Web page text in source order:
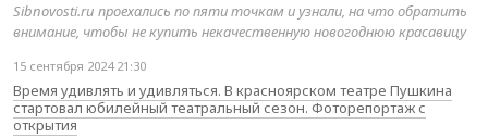
Sibnovosti.ru проехались по пяти точкам и узнали, на что обратить
внимание, чтобы не купить некачественную новогоднюю красавицу
15 сентября 2024 21:30
Время удивлять и удивляться. В красноярском театре Пушкина
стартовал юбилейный театральный сезон. Фоторепортаж с
открытия